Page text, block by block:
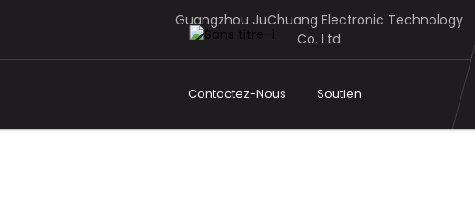
Guangzhou JuChuang Electronic Technology
Co. Ltd
Contactez-Nous Soutien